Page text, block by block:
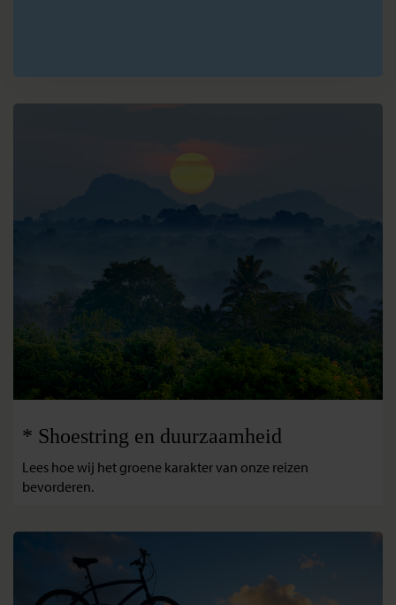
* Shoestring en duurzaamheid
Lees hoe wij het groene karakter van onze reizen
bevorderen.